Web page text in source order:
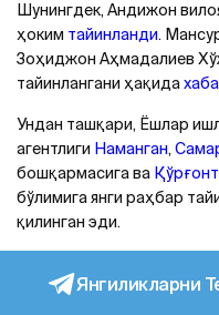
Шунингдек, Андижон
ҳоким тайинланди.
Зоҳиджон Aҳмадалиев
тайинлангани ҳақида
Ундан ташқари, Ёшлар
агентлиги Наманган,
бошқармасига ва
бўлимига янги раҳбар
қилинган эди.
Янгиликларни